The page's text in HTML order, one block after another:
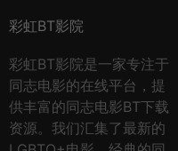
彩虹BT影院
彩虹BT影院是一家专注于
同志电影的在线平台，提
供丰富的同志电影BT下载
资源。我们汇集了最新的